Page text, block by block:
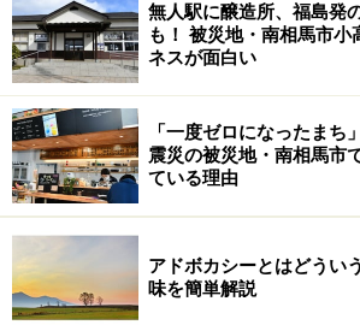
共感した人が運ぶひとしずく
共感の輪は静かに広がり、ラジオで
り、テレビニュースで紹介されたりす
ノ倶楽部やハチドリ計画事務局（ハ
を広げるために作られた組織）には「
感想や問い合わせが増えていきました。
さらには、辻さんからこの話を聞い
臣ワンガリ・マータイさんが“ハチド
無人駅に醸造所、福島発
も！ 被災地・南相馬市小
ネスが面白い
「一度ゼロになったまち
震災の被災地・南相馬市
ている理由
アドボカシーとはどうい
味を簡単解説